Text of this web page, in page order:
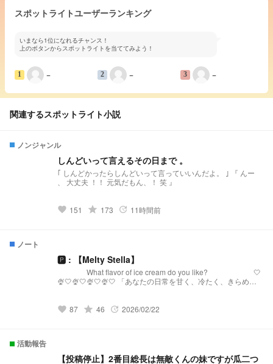
スポットライトユーザーランキング
いまなら1位になれるチャンス！
上のボタンからスポットライトを当ててみよう！
1 − 2 − 3 −
関連するスポットライト小説
ノンジャンル
しんどいって言えるその日まで 。
｢ しんどかったらしんどいって言っていいんだよ。 ｣ 『 んー
、 大丈夫 ！！ 元気だもん、！ 笑 』
favorite 151 grade 173 update 11時間前
ノート
🅿︎ : 【Melty Stella】
What flavor of ice cream do you like? 🤍
🍨🤍🍨🤍🍨🤍🍨🤍 「あなたの日常を甘く、冷たく、きらめか
届けるプリチューバ事務所です。 略称:メルステ 事務
favorite 87 grade 46 update 2026/02/22
活動報告
【投稿停止】2番目総長は無敵くんの妹ですが瓜二つ